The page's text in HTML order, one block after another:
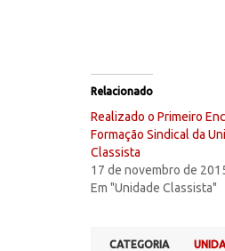
Relacionado
Realizado o Primeiro
Formação Sindical da
Classista
17 de novembro de
Em "Unidade Classista"
CATEGORIA